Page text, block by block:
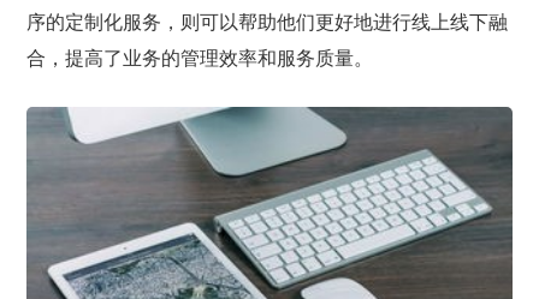
序的定制化服务，则可以帮助他们更好地进行线上线下融
合，提高了业务的管理效率和服务质量。